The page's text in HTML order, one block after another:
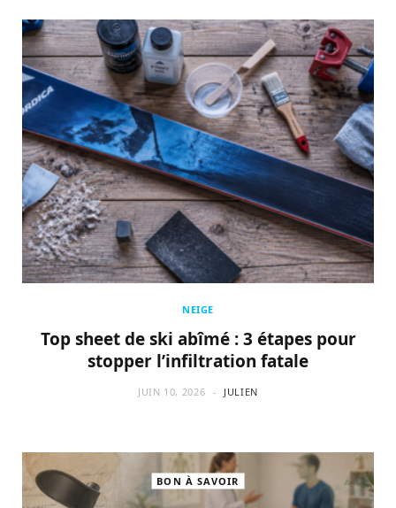
NEIGE
Top sheet de ski abîmé : 3 étapes pour
stopper l’infiltration fatale
JUIN 10, 2026 JULIEN
BON À SAVOIR